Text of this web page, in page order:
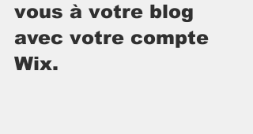
vous à votre blog
avec votre compte
Wix.